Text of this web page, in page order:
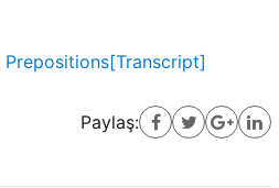
Prepositions[Transcript]
Paylaş: